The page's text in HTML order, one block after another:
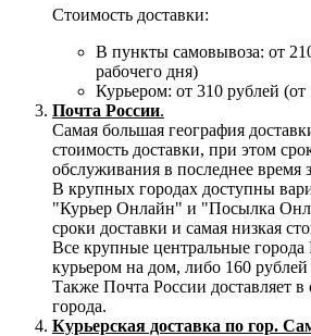
Стоимость доставки:
В пункты самовывоза: от
рабочего дня)
Курьером: от 310 рублей (от
Почта России.
Самая большая география
стоимость доставки, при этом
обслуживания в последнее время
В крупных городах доступны
"Курьер Онлайн" и "Посылка
сроки доставки и самая низкая
Все крупные центральные города
курьером на дом, либо 160 рублей
Также Почта России доставляет
города.
Курьерская доставка по гор.